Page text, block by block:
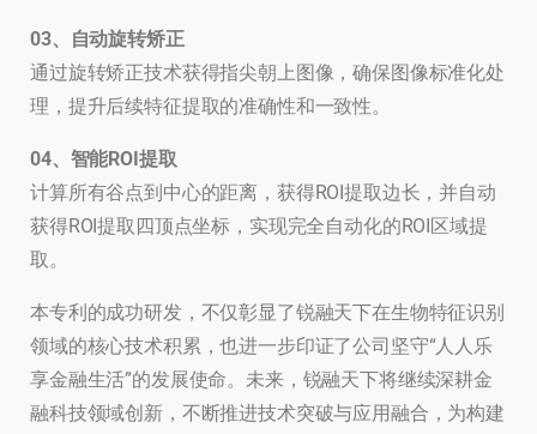
03、
自动旋转矫正
通过旋转矫正技术获得指尖朝上图像，确保图像标准化处
理，提升后续特征提取的准确性和一致性。
04、 智能ROI提取
计算所有谷点到中心的距离，获得ROI提取边长，并自动
获得ROI提取四顶点坐标，实现完全自动化的ROI区域提
取。
本专利的成功研发，不仅彰显了锐融天下在生物特征识别
领域的核心技术积累，也进一步印证了公司坚守“人人乐
享金融生活”的发展使命。未来，锐融天下将继续深耕金
融科技领域创新，不断推进技术突破与应用融合，为构建
联系我们
我们的团队会尽快回复。
+86